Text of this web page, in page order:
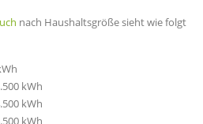
nach Haushaltsgröße sieht wie folgt
kWh
kWh
kWh